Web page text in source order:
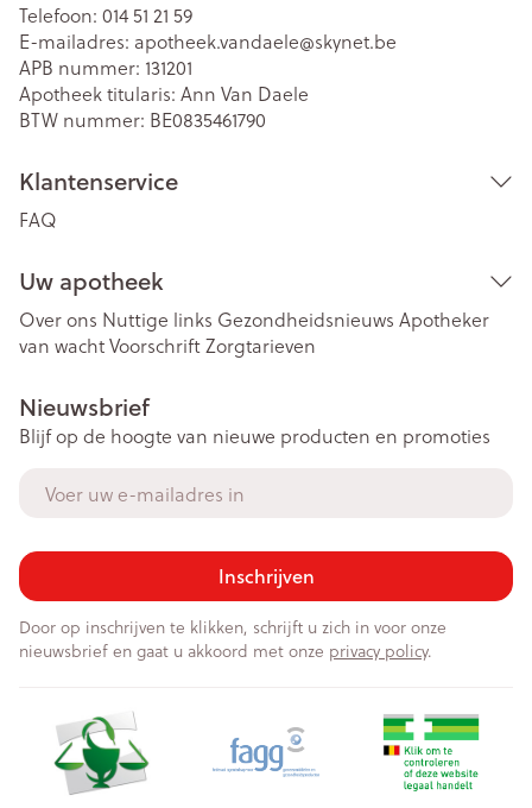
Telefoon: 014 51 21 59
E-mailadres: apotheek.vandaele@skynet.be
APB nummer: 131201
Apotheek titularis: Ann Van Daele
BTW nummer: BE0835461790
Klantenservice
FAQ
Uw apotheek
Over ons Nuttige links Gezondheidsnieuws Apotheker
van wachtVoorschriftZorgtarieven
Nieuwsbrief
Blijf op de hoogte van nieuwe producten en promoties
Inschrijven
Door op inschrijven te klikken, schrijft u zich in voor onze
nieuwsbrief en gaat u akkoord met onze privacy policy.